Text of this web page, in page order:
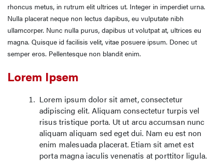
rhoncus metus, in rutrum elit ultrices ut. Integer in imperdiet urna.
Nulla placerat neque non lectus dapibus, eu vulputate nibh
ullamcorper. Nunc nulla purus, dapibus ut volutpat at, ultrices eu
magna. Quisque id facilisis velit, vitae posuere ipsum. Donec ut
semper eros. Pellentesque non blandit enim.
Lorem Ipsem
Lorem ipsum dolor sit amet, consectetur
adipiscing elit. Aliquam consectetur turpis vel
risus tristique porta. Ut ut arcu accumsan nunc
aliquam aliquam sed eget dui. Nam eu est non
enim malesuada placerat. Etiam sit amet est
porta magna iaculis venenatis at porttitor ligula.